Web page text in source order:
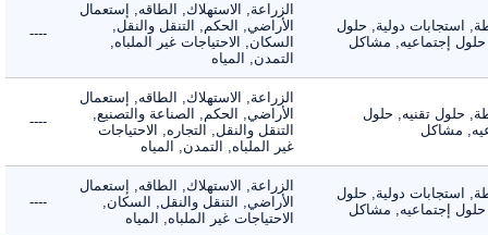
استجابات دولية, حلول
إجتماعيه, مشاكل
الزراعة, الاستهلاك, الطاقه, إستعمال
الأراضي, الحكم, التنقل والنقل,
السكان, الاحتياجات غير الملباه,
التمدن, المياه
----
حلول تقنيه, حلول
مشاكل
الزراعة, الاستهلاك, الطاقه, إستعمال
الأراضي, الحكم, الصناعة والتصنيع,
التنقل والنقل, التجاره, الاحتياجات
غير الملباه, التمدن, المياه
----
استجابات دولية, حلول
إجتماعيه, مشاكل
الزراعة, الاستهلاك, الطاقه, إستعمال
الأراضي, التنقل والنقل, السكان,
الاحتياجات غير الملباه, المياه
----